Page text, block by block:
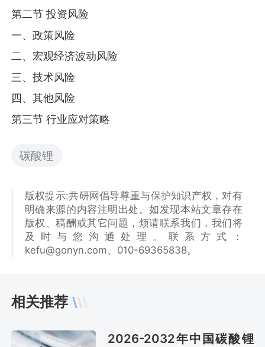
第二节 投资风险
一、政策风险
二、宏观经济波动风险
三、技术风险
四、其他风险
第三节 行业应对策略
碳酸锂
版权提示:共研网倡导尊重与保护知识产权，对有
明确来源的内容注明出处。如发现本站文章存在
版权、稿酬或其它问题，烦请联系我们，我们将
及时与您沟通处理。联系方式：
kefu@gonyn.com、010-69365838。
相关推荐
2026-2032年中国碳酸锂